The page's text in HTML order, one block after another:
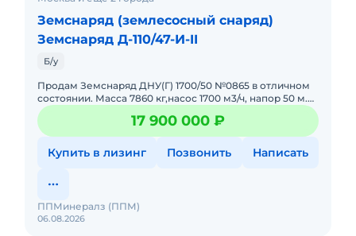
Земснаряд (землесосный снаряд)
Земснаряд Д-110/47-И-II
Б/у
Продам Земснаряд ДНУ(Г) 1700/50 №0865 в отличном
состоянии. Масса 7860 кг,насос 1700 м3/ч, напор 50 м.В
хорошем состоянии. Двигатель без нареканий. Цена с
НДС.
17 900 000 ₽
Купить в лизинг Позвонить Написать
06.08.2026
ППМинералз (ППМ)